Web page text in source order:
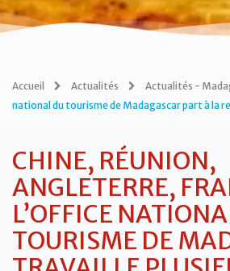
Accueil Actualités Actualités -
national du tourisme de Madagascar part à la
CHINE, RÉUNION,
ANGLETERRE,
L’OFFICE
TOURISME DE